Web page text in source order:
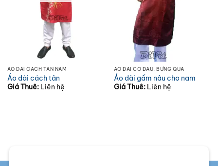
ÁO DÀI CÁCH TÂN NAM
Áo dài cách tân
Giá Thuê: Liên hệ
ÁO DÀI CÔ DÂU, BƯNG QUẢ
Áo dài gấm nâu cho nam
Giá Thuê: Liên hệ